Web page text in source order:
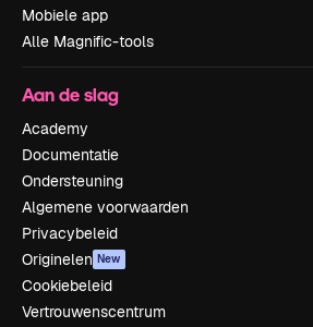
Mobiele app
Alle Magnific-tools
Aan de slag
Academy
Documentatie
Ondersteuning
Algemene voorwaarden
Privacybeleid
Originelen New
Cookiebeleid
Vertrouwenscentrum